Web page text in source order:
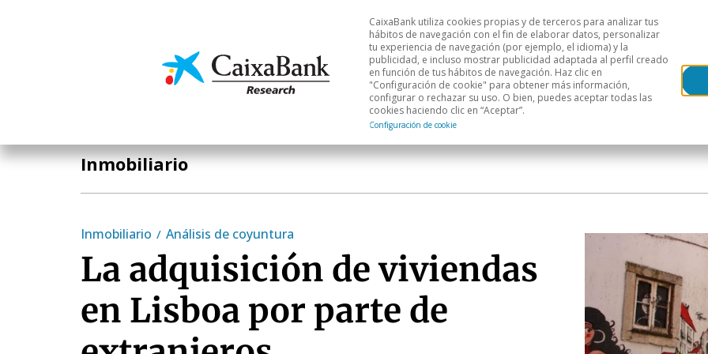
Economía y mercados Análisis sectorial Áreas geográficas
CaixaBank utiliza cookies propias y de terceros para analizar tus
hábitos de navegación con el fin de elaborar datos, personalizar
tu experiencia de navegación (por ejemplo, el idioma) y la
publicidad, e incluso mostrar publicidad adaptada al perfil creado
en función de tus hábitos de navegación. Haz clic en
"Configuración de cookie" para obtener más información,
configurar o rechazar su uso. O bien, puedes aceptar todas las
cookies haciendo clic en “Aceptar”.
Configuración de cookie
Inmobiliario
Inmobiliario Análisis de coyuntura
La adquisición de viviendas
en Lisboa por parte de